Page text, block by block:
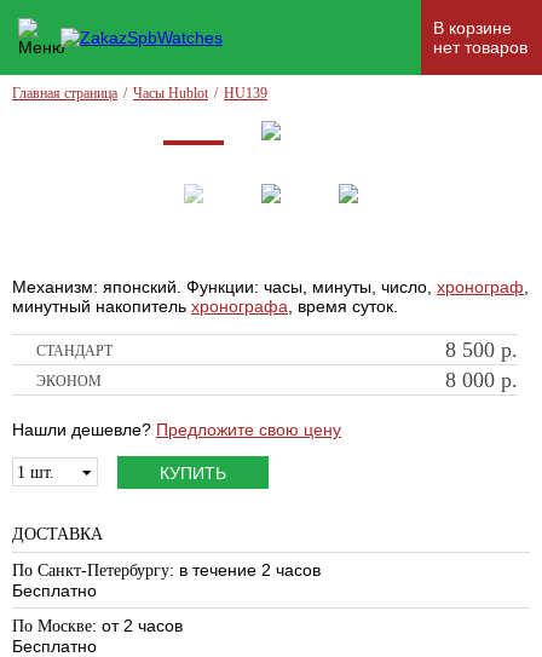
Главная страница / Часы Hublot / HU139
Механизм: японский. Функции: часы, минуты, число, хронограф
минутный накопитель хронографа , время суток.
СТАНДАРТ 8 500 р.
ЭКОНОМ 8 000 р.
Нашли дешевле? Предложите свою цену
{
1 шт. КУПИТЬ
ДОСТАВКА
По Санкт-Петербургу: в течение 2 часов
Бесплатно
По Москве: от 2 часов
Бесплатно
В корзине
нет товаров